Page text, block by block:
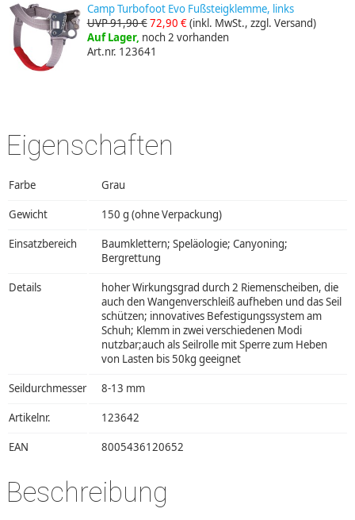
Camp Turbofoot Evo Fußsteigklemme, links
UVP 91,90 €72,90 €(inkl. MwSt., zzgl. Versand)
Auf Lager, noch 2 vorhanden
Art.nr. 123641
Eigenschaften
Farbe Grau
Gewicht 150 g (ohne Verpackung)
Einsatzbereich
Baumklettern; Speläologie; Canyoning;
Bergrettung
Details
hoher Wirkungsgrad durch 2 Riemenscheiben, die
auch den Wangenverschleiß aufheben und das Seil
schützen; innovatives Befestigungssystem am
Schuh; Klemm in zwei verschiedenen Modi
nutzbar;auch als Seilrolle mit Sperre zum Heben
von Lasten bis 50kg geeignet
Seildurchmesser 8-13 mm
Artikelnr. 123642
EAN 8005436120652
Beschreibung